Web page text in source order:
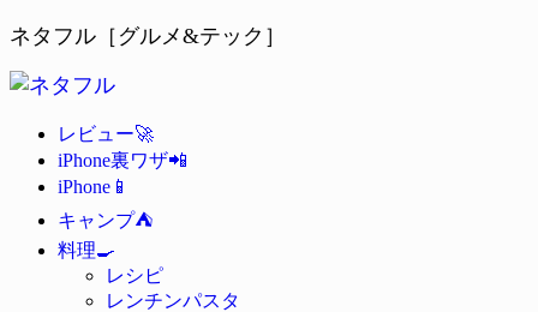
ネタフル［グルメ&テック］
レビュー🚀
iPhone裏ワザ📲
iPhone 📱
キャンプ⛺
料理🍳
レシピ
レンチンパスタ